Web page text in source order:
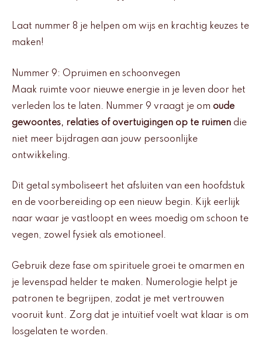
Laat nummer 8 je helpen om wijs en krachtig keuzes te
maken!
Nummer 9: Opruimen en schoonvegen
Maak ruimte voor nieuwe energie in je leven door het
verleden los te laten. Nummer 9 vraagt je om oude
gewoontes, relaties of overtuigingen op te ruimen die
niet meer bijdragen aan jouw persoonlijke
ontwikkeling.
Dit getal symboliseert het afsluiten van een hoofdstuk
en de voorbereiding op een nieuw begin. Kijk eerlijk
naar waar je vastloopt en wees moedig om schoon te
vegen, zowel fysiek als emotioneel.
Gebruik deze fase om spirituele groei te omarmen en
je levenspad helder te maken. Numerologie helpt je
patronen te begrijpen, zodat je met vertrouwen
vooruit kunt. Zorg dat je intuïtief voelt wat klaar is om
losgelaten te worden.